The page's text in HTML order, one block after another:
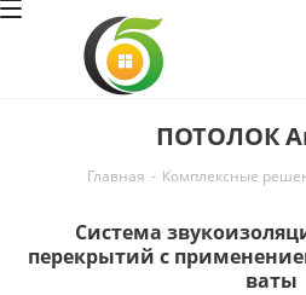
ПОТОЛОК
Главная - Комплексные
Система
перекрытий с
ваты